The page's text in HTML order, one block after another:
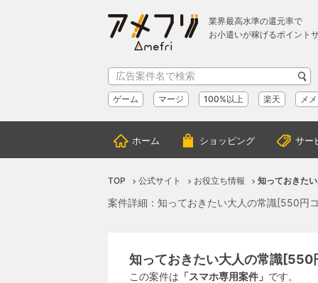
業界最高水準の還元率で
お小遣いが稼げるポイント
ゲーム マージ 100%以上 楽天 メ
ホーム ショッピング サー
TOP 公式サイト お役立ち情報 知っておきた
案件詳細：知っておきたい大人の常識[550円
知っておきたい大人の常識[550
この案件は 「スマホ専用案件」 です。